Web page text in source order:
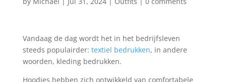
Vandaag de dag wordt het in het bedrijfsleven
steeds populairder: textiel bedrukken, in andere
woorden, kleding bedrukken.
Hoodies hebben zich ontwikkeld van comfortabele